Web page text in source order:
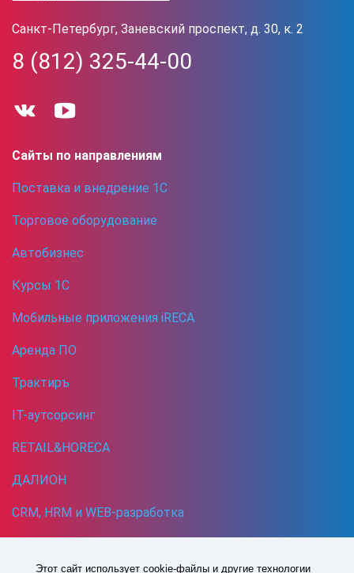
Санкт-Петербург, Заневский проспект, д. 30, к. 2
8 (812) 325-44-00
Сайты по направлениям
Поставка и внедрение 1С
Торговое оборудование
Автобизнес
Курсы 1С
Мобильные приложения iRECA
Аренда ПО
Трактиръ
IT-аутсорсинг
RETAIL&HORECA
ДАЛИОН
CRM, HRM и WEB-разработка
Этот сайт использует cookie-файлы и другие технологии